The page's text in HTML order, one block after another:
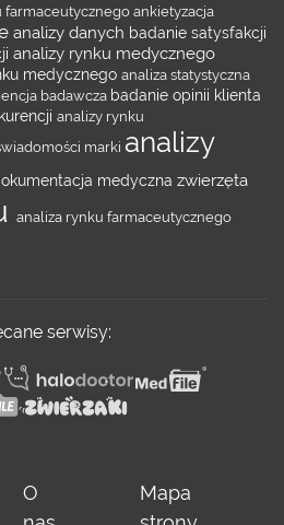
farmaceutycznegoankietyzacja
analizy danych badanie satysfakcji
analizy rynku medycznego
medycznego analiza statystyczna
badawcza badanie opinii klienta
analizy rynku
marki analizy
medyczna zwierzęta
analiza rynku farmaceutycznego
serwisy:
O
Mapa